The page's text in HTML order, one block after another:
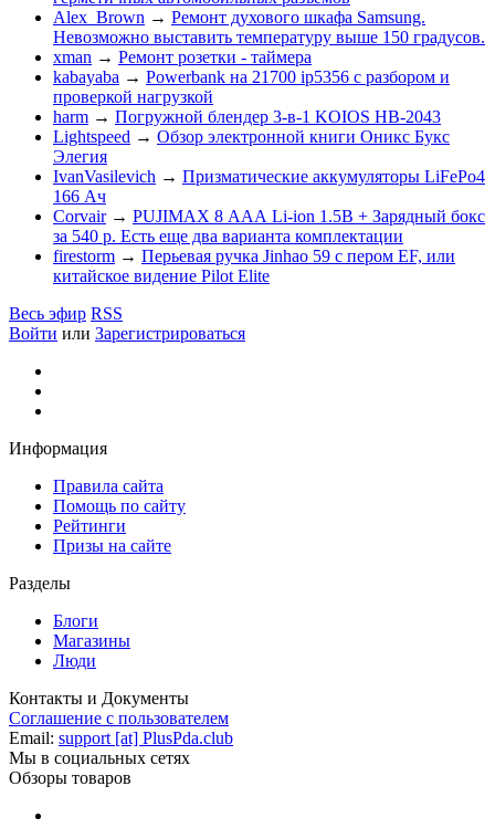
Alex_Brown → Ремонт духового шкафа Samsung.
Невозможно выставить температуру выше 150 градусов.
xman → Ремонт розетки - таймера
kabayaba → Powerbank на 21700 ip5356 c разбором и
проверкой нагрузкой
harm → Погружной блендер 3-в-1 KOIOS HB-2043
Lightspeed → Обзор электронной книги Оникс Букс
Элегия
IvanVasilevich → Призматические аккумуляторы LiFePo4
166 Ач
Corvair → PUJIMAX 8 ААА Li-ion 1.5В + Зарядный бокс
за 540 р. Есть еще два варианта комплектации
firestorm → Перьевая ручка Jinhao 59 с пером EF, или
китайское видение Pilot Elite
Весь эфир RSS
Войти или Зарегистрироваться
Информация
Правила сайта
Помощь по сайту
Рейтинги
Призы на сайте
Разделы
Блоги
Магазины
Люди
Контакты и Документы
Соглашение с пользователем
Email: support [at] PlusPda.club
Мы в социальных сетях
Обзоры товаров